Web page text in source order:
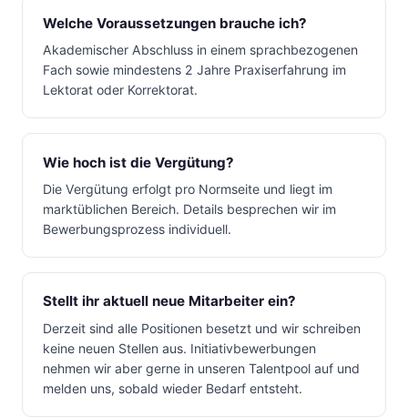
Welche Voraussetzungen brauche ich?
Akademischer Abschluss in einem sprachbezogenen
Fach sowie mindestens 2 Jahre Praxiserfahrung im
Lektorat oder Korrektorat.
Wie hoch ist die Vergütung?
Die Vergütung erfolgt pro Normseite und liegt im
marktüblichen Bereich. Details besprechen wir im
Bewerbungsprozess individuell.
Stellt ihr aktuell neue Mitarbeiter ein?
Derzeit sind alle Positionen besetzt und wir schreiben
keine neuen Stellen aus. Initiativbewerbungen
nehmen wir aber gerne in unseren Talentpool auf und
melden uns, sobald wieder Bedarf entsteht.